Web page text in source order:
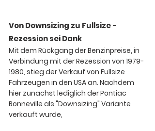
Von Downsizing zu Fullsize -
Rezession sei Dank
Mit dem Rückgang der Benzinpreise, in
Verbindung mit der Rezession von 1979-
1980, stieg der Verkauf von Fullsize
Fahrzeugen in den USA an. Nachdem
hier zunächst lediglich der Pontiac
Bonneville als "Downsizing" Variante
verkauft wurde,